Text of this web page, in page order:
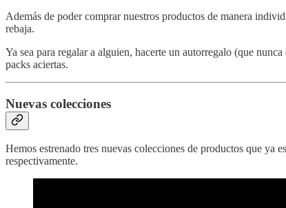
Además de poder comprar nuestros productos de manera
rebaja.
Ya sea para regalar a alguien, hacerte un autorregalo (que
packs aciertas.
Nuevas colecciones
Hemos estrenado tres nuevas colecciones de productos que ya
respectivamente.